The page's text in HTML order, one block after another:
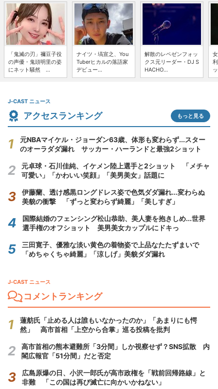
「鬼滅の刃」禰豆子役
の声優・鬼頭明里の姿
にネット騒然 ...
ナイツ・塙宣之、You
Tuberヒカルの落語家
デビュー...
解散のレペゼンフォッ
クス元リーダー・DJ S
HACHO...
J-CAST ニュース
アクセスランキング もっと見る
元NBAマイケル・ジョーダン63歳、体形も変わらず...スター
のオーラダダ漏れ サッカー・ハーランドと最強2ショット
元卓球・石川佳純、イケメン陸上選手と2ショット 「メチャ
可愛い」「かわいい笑顔」「美男美女」話題に
伊藤蘭、透け感黒ロングドレス姿で色気ダダ漏れ...変わらぬ
美貌の衝撃 「ずっと変わらず綺麗」「美しすぎ」
国際結婚のフェンシング松山恭助、美人妻を抱きしめ...世界
選手権のオフショット 美男美女カップルにドキっ
三田寛子、優雅な淡い黄色の着物姿で上品なたたずまいで
「めちゃくちゃ綺麗」「涼しげ」美貌ダダ漏れ
J-CAST ニュース
コメントランキング
蓮舫氏「止める人は誰もいなかったのか」「あまりにも愕
然」 高市首相「上空から合掌」巡る投稿を批判
高市首相の熊本避難所「3分間」しか視察せず？SNS拡散 内
閣広報官「51分間」だと否定
広島原爆の日、小沢一郎氏が高市政権を「戦前回帰路線」と
非難 「この国は再び滅亡に向かいかねない」